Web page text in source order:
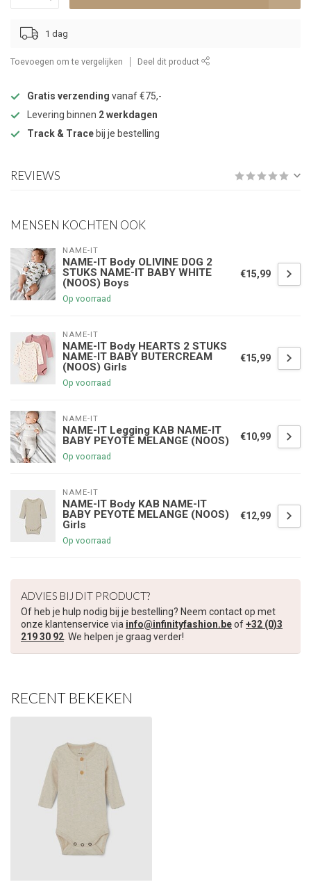
1 dag
Toevoegen om te vergelijken Deel dit product
Gratis verzending vanaf €75,-
Levering binnen 2 werkdagen
Track & Trace bij je bestelling
REVIEWS
MENSEN KOCHTEN OOK
NAME-IT
NAME-IT Body OLIVINE DOG 2
STUKS NAME-IT BABY WHITE
(NOOS) Boys
Op voorraad
€15,99
NAME-IT
NAME-IT Body HEARTS 2 STUKS
NAME-IT BABY BUTERCREAM
(NOOS) Girls
Op voorraad
€15,99
NAME-IT
NAME-IT Legging KAB NAME-IT
BABY PEYOTE MELANGE (NOOS)
Op voorraad
€10,99
NAME-IT
NAME-IT Body KAB NAME-IT
BABY PEYOTE MELANGE (NOOS)
Girls
Op voorraad
€12,99
ADVIES BIJ DIT PRODUCT?
Of heb je hulp nodig bij je bestelling? Neem contact op met
onze klantenservice via info@infinityfashion.beof+32 (0)3
219 30 92. We helpen je graag verder!
RECENT BEKEKEN